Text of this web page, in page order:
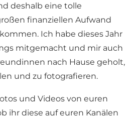
deshalb eine tolle
finanziellen Aufwand
Ich habe dieses Jahr
mitgemacht und mir auch
nach Hause geholt,
und zu fotografieren.
und Videos von euren
ihr diese auf euren Kanälen